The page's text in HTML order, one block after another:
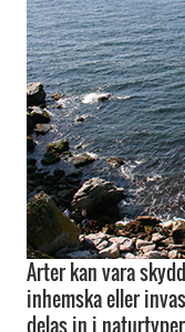
Arter kan vara
inhemska eller
delas in i